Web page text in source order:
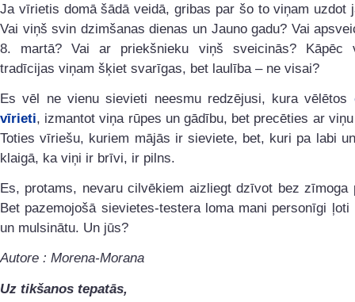
Ja vīrietis domā šādā veidā, gribas par šo to viņam uzdot
Vai viņš svin dzimšanas dienas un Jauno gadu? Vai
8. martā? Vai ar priekšnieku viņš sveicinās? Kāpēc
tradīcijas viņam šķiet svarīgas, bet laulība – ne visai?
Es vēl ne vienu sievieti neesmu redzējusi, kura vēlētos
vīrieti, izmantot viņa rūpes un gādību, bet precēties ar
Toties vīriešu, kuriem mājās ir sieviete, bet, kuri pa labi
klaigā, ka viņi ir brīvi, ir pilns.
Es, protams, nevaru cilvēkiem aizliegt dzīvot bez zīmoga
Bet pazemojošā sievietes-testera loma mani personīgi ļoti
un mulsinātu. Un jūs?
Autore : Morena-Morana
Uz tikšanos tepatās,